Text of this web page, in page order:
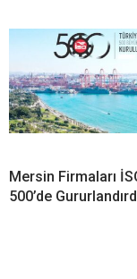
Mersin Firmaları
500’de